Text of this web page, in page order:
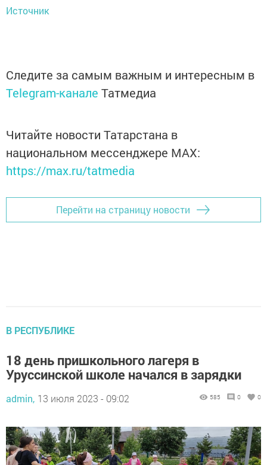
Источник
Следите за самым важным и интересным в
Telegram-канале Татмедиа
Читайте новости Татарстана в
национальном мессенджере MАХ:
https://max.ru/tatmedia
Перейти на страницу новости
В РЕСПУБЛИКЕ
18 день пришкольного лагеря в
Уруссинской школе начался в зарядки
admin, 13 июля 2023 - 09:02 585 0 0